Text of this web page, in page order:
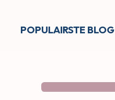
POPULAIRS​TE BLOG